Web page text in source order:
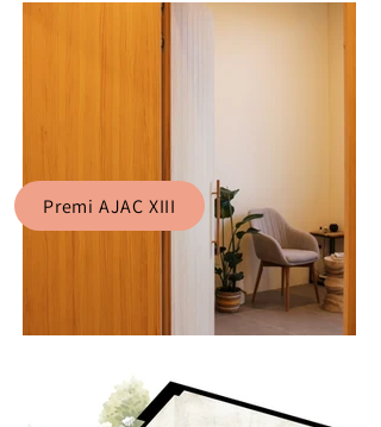
Premi AJAC XIII